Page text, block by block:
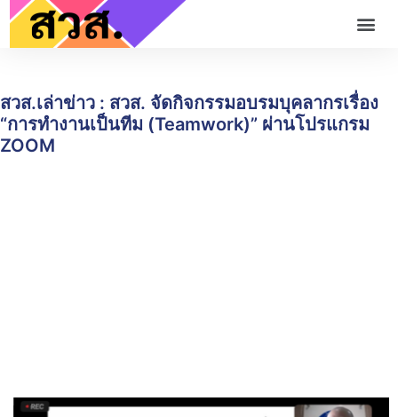
สวส.เล่าข่าว : สวส. จัดกิจกรรมอบรมบุคลากรเรื่อง
“การทำงานเป็นทีม (Teamwork)” ผ่านโปรแกรม
ZOOM